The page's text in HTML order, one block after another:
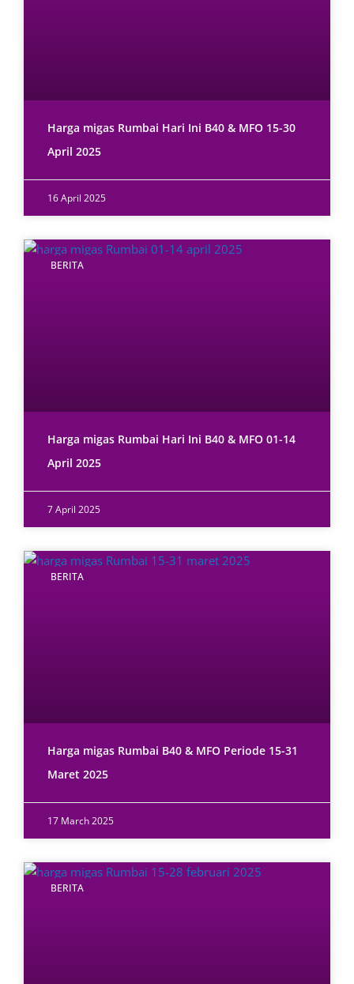
Harga migas Rumbai Hari Ini B40 & MFO 15-30
April 2025
16 April 2025
BERITA
Harga migas Rumbai Hari Ini B40 & MFO 01-14
April 2025
7 April 2025
BERITA
Harga migas Rumbai B40 & MFO Periode 15-31
Maret 2025
17 March 2025
BERITA